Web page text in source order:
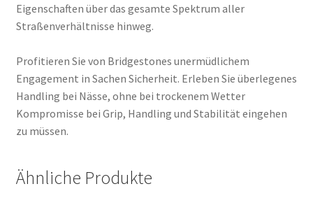
Eigenschaften über das gesamte Spektrum aller
Straßenverhältnisse hinweg.
Profitieren Sie von Bridgestones unermüdlichem
Engagement in Sachen Sicherheit. Erleben Sie überlegenes
Handling bei Nässe, ohne bei trockenem Wetter
Kompromisse bei Grip, Handling und Stabilität eingehen
zu müssen.
Ähnliche Produkte